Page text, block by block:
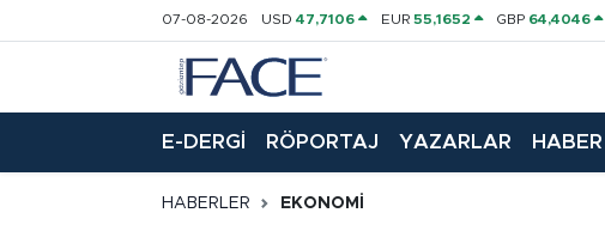
07-08-2026 USD47,7106 EUR 55,1652 GBP 64,4046
E-DERGİ RÖPORTAJ YAZARLAR HABER
HABERLER EKONOMI
Nöbetçi Eczaneler
Hava Durumu
Trafik Durumu